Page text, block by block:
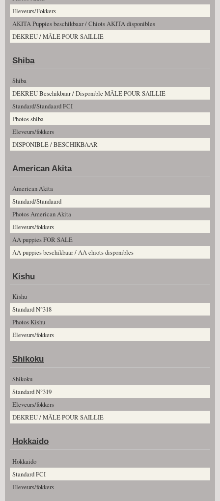
Eleveurs/Fokkers
AKITA Puppies beschikbaar / Chiots AKITA disponibles
DEKREU / MÂLE POUR SAILLIE
Shiba
Shiba
DEKREU Beschikbaar / Disponible MÂLE POUR SAILLIE
Standard/Standaard FCI
Photos shiba
Eleveurs/fokkers
DISPONIBLE / BESCHIKBAAR
American Akita
American Akita
Standard/Standaard
Photos American Akita
Eleveurs/fokkers
AA puppies FOR SALE
AA puppies beschikbaar / AA chiots disponibles
Kishu
Kishu
Standard N°318
Photos Kishu
Eleveurs/fokkers
Shikoku
Shikoku
Standard N°319
Eleveurs/fokkers
DEKREU / MÂLE POUR SAILLIE
Hokkaido
Hokkaido
Standard FCI
Eleveurs/fokkers